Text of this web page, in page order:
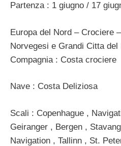
Partenza : 1 giugno / 17
Europa del Nord – Crociere
Norvegesi e Grandi Citta del
Compagnia : Costa crociere
Nave : Costa Deliziosa
Scali : Copenhague ,
Geiranger , Bergen ,
Navigation , Tallinn , St.